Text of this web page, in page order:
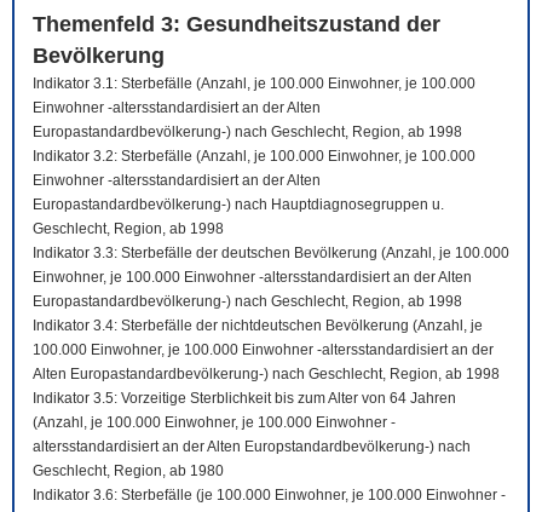
Themenfeld 3: Gesundheitszustand der
Bevölkerung
Indikator 3.1: Sterbefälle (Anzahl, je 100.000 Einwohner, je 100.000
Einwohner -altersstandardisiert an der Alten
Europastandardbevölkerung-) nach Geschlecht, Region, ab 1998
Indikator 3.2: Sterbefälle (Anzahl, je 100.000 Einwohner, je 100.000
Einwohner -altersstandardisiert an der Alten
Europastandardbevölkerung-) nach Hauptdiagnosegruppen u.
Geschlecht, Region, ab 1998
Indikator 3.3: Sterbefälle der deutschen Bevölkerung (Anzahl, je 100.000
Einwohner, je 100.000 Einwohner -altersstandardisiert an der Alten
Europastandardbevölkerung-) nach Geschlecht, Region, ab 1998
Indikator 3.4: Sterbefälle der nichtdeutschen Bevölkerung (Anzahl, je
100.000 Einwohner, je 100.000 Einwohner -altersstandardisiert an der
Alten Europastandardbevölkerung-) nach Geschlecht, Region, ab 1998
Indikator 3.5: Vorzeitige Sterblichkeit bis zum Alter von 64 Jahren
(Anzahl, je 100.000 Einwohner, je 100.000 Einwohner -
altersstandardisiert an der Alten Europstandardbevölkerung-) nach
Geschlecht, Region, ab 1980
Indikator 3.6: Sterbefälle (je 100.000 Einwohner, je 100.000 Einwohner -